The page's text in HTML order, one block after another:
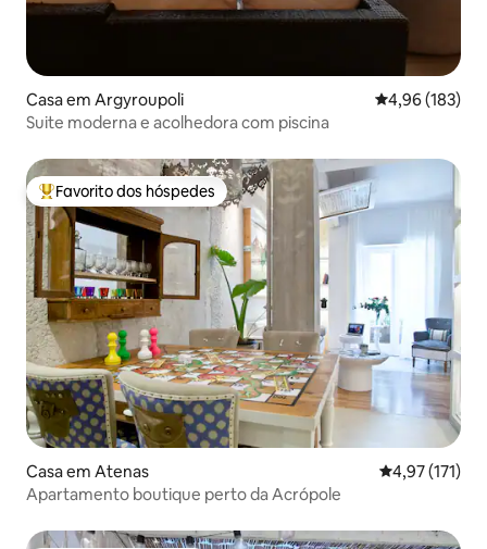
Casa em Argyroupoli Classificação
4,96 (183)
Suite moderna e acolhedora com piscina
Favoritos dos hóspedes mais apreciados
Favorito dos hóspedes
Casa em Atenas Classificação
4,97 (171)
Apartamento boutique perto da Acrópole